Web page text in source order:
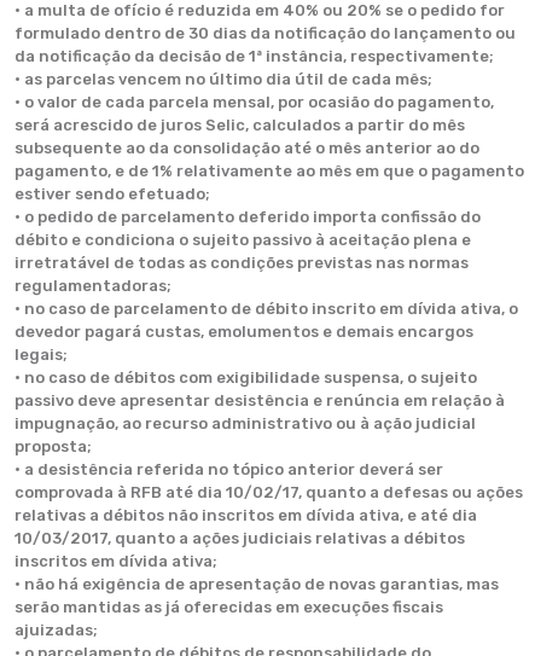
• a multa de ofício é reduzida em 40% ou 20% se o pedido for
formulado dentro de 30 dias da notificação do lançamento ou
da notificação da decisão de 1ª instância, respectivamente;
• as parcelas vencem no último dia útil de cada mês;
• o valor de cada parcela mensal, por ocasião do pagamento,
será acrescido de juros Selic, calculados a partir do mês
subsequente ao da consolidação até o mês anterior ao do
pagamento, e de 1% relativamente ao mês em que o pagamento
estiver sendo efetuado;
• o pedido de parcelamento deferido importa confissão do
débito e condiciona o sujeito passivo à aceitação plena e
irretratável de todas as condições previstas nas normas
regulamentadoras;
• no caso de parcelamento de débito inscrito em dívida ativa, o
devedor pagará custas, emolumentos e demais encargos
legais;
• no caso de débitos com exigibilidade suspensa, o sujeito
passivo deve apresentar desistência e renúncia em relação à
impugnação, ao recurso administrativo ou à ação judicial
proposta;
• a desistência referida no tópico anterior deverá ser
comprovada à RFB até dia 10/02/17, quanto a defesas ou ações
relativas a débitos não inscritos em dívida ativa, e até dia
10/03/2017, quanto a ações judiciais relativas a débitos
inscritos em dívida ativa;
• não há exigência de apresentação de novas garantias, mas
serão mantidas as já oferecidas em execuções fiscais
ajuizadas;